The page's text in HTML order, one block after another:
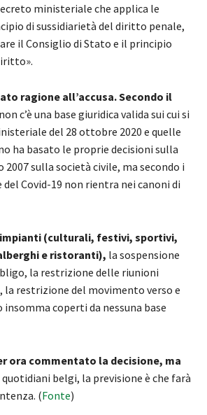
ministeriale che applica le
di sussidiarietà del diritto penale,
il Consiglio di Stato e il principio
ragione all’accusa. Secondo il
non c’è una base giuridica valida sui cui si
del 28 ottobre 2020 e quelle
ha basato le proprie decisioni sulla
2007 sulla società civile, ma secondo i
Covid-19 non rientra nei canoni di
impianti (culturali, festivi, sportivi,
e ristoranti), la sospensione
la restrizione delle riunioni
la restrizione del movimento verso e
coperti da nessuna base
ora commentato la decisione, ma
belgi, la previsione è che farà
(Fonte)